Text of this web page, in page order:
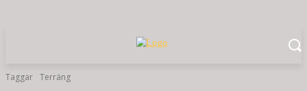
Taggar Terräng